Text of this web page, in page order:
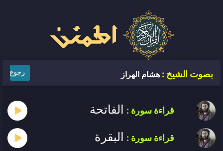
بصوت الشيخ : هشام الهراز رجوع
قراءة سورة : الفاتحة
قراءة سورة : البقرة